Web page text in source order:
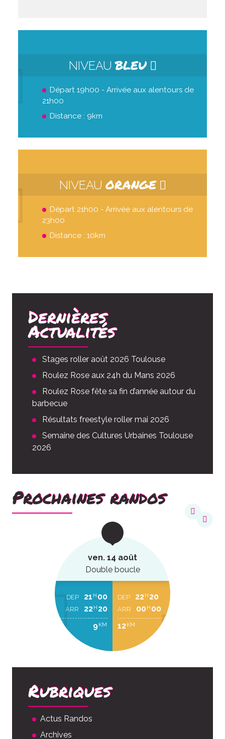
NIVEAUBLEU
Départ 19h00 - Arrivée aux alentours de
21h00
Distance : 9km
NIVEAU ORANGE
Départ 21h00 - Arrivée aux alentours de
23h00
Distance : 10km
Dernières
Actualités
Stages roller août 2026 Toulouse
Roulez Rose aux 24h du Mans 2026
Roulez Rose fête sa fin d’année autour du
barbecue
Résultats freestyle roller mai 2026
Semaine des Cultures Urbaines Toulouse
2026
Prochaines randos
ven. 14 août
Double boucle
DEP 21 H 00
ARR 22H 20
9KM
DEP 22H 20
ARR 00H 00
12KM
Rubriques
Actus Randos
Archives